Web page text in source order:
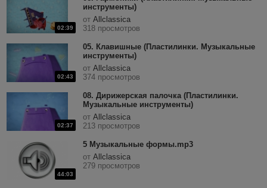
02:39
инструменты)
от Allclassica
318 просмотров
02:43
05. Клавишные (Пластилинки. Музыкальные
инструменты)
от Allclassica
374 просмотров
02:37
08. Дирижерская палочка (Пластилинки.
Музыкальные инструменты)
от Allclassica
213 просмотров
44:03
5 Музыкальные формы.mp3
от Allclassica
279 просмотров